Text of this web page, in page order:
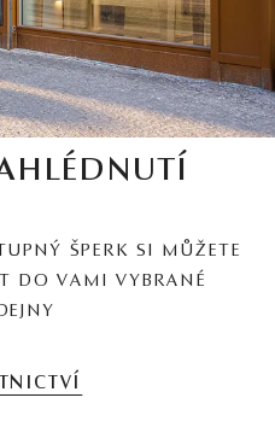
ŠPERK SI MŮŽETE
DO VAMI VYBRANÉ